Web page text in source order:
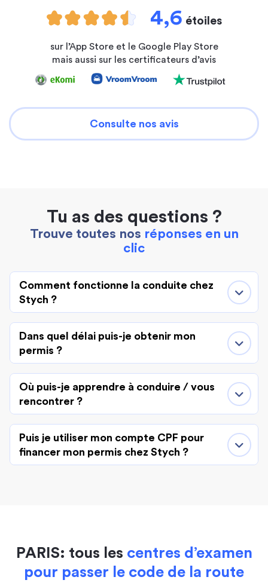
4,6 étoiles
sur l’App Store et le Google Play Store
mais aussi sur les certificateurs d’avis
Consulte nos avis
Tu as des questions ?
Trouve toutes nos réponses en un
clic
Comment fonctionne la conduite chez
Stych ?
Dans quel délai puis-je obtenir mon
permis ?
Où puis-je apprendre à conduire / vous
rencontrer ?
Puis je utiliser mon compte CPF pour
financer mon permis chez Stych ?
PARIS: tous les centres d’examen
pour passer le code de la route